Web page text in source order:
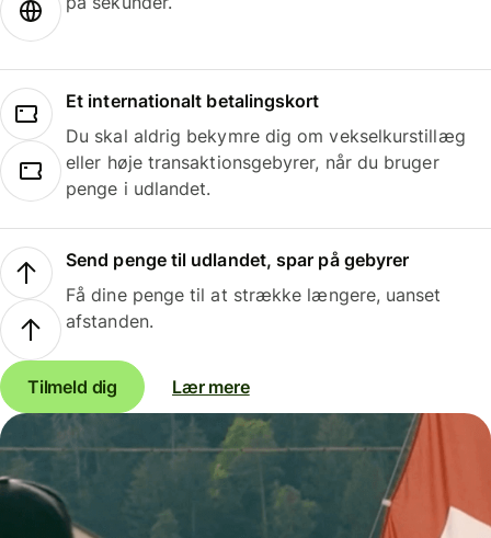
Et internationalt betalingskort
Du skal aldrig bekymre dig om vekselkurstillæg
eller høje transaktionsgebyrer, når du bruger
penge i udlandet.
Send penge til udlandet, spar på gebyrer
Få dine penge til at strække længere, uanset
afstanden.
Tilmeld dig Lær mere